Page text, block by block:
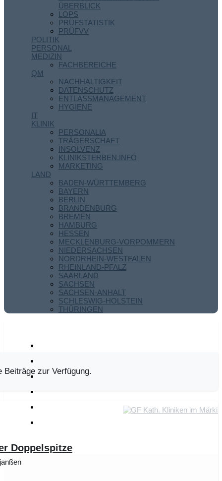
ÜBERBLICK
LOPS
PRÜFSTATISTIK
PRÜFVV
POLITIK
PERSONAL
MEDIZIN
FACHBEREICHE
QM
NACHHALTIGKEIT
DATENSCHUTZ
ENTLASSMANAGEMENT
HYGIENE
IT
KLINIK
PERSONALIA
TRÄGERSCHAFT
INSOLVENZ
KLINIKSTERBEN.INFO
MARKETING
LAND
BADEN-WÜRTTEMBERG
BAYERN
BERLIN
BRANDENBURG
BREMEN
HAMBURG
HESSEN
MECKLENBURG-VORPOMMERN
NIEDERSACHSEN
NORDRHEIN-WESTFALEN
RHEINLAND-PFALZ
SAARLAND
SACHSEN
SACHSEN-ANHALT
SCHLESWIG-HOLSTEIN
THÜRINGEN
zur Verfügung.
Doppelspitze